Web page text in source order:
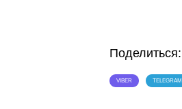
Поделиться:
VIBER TELEGRAM